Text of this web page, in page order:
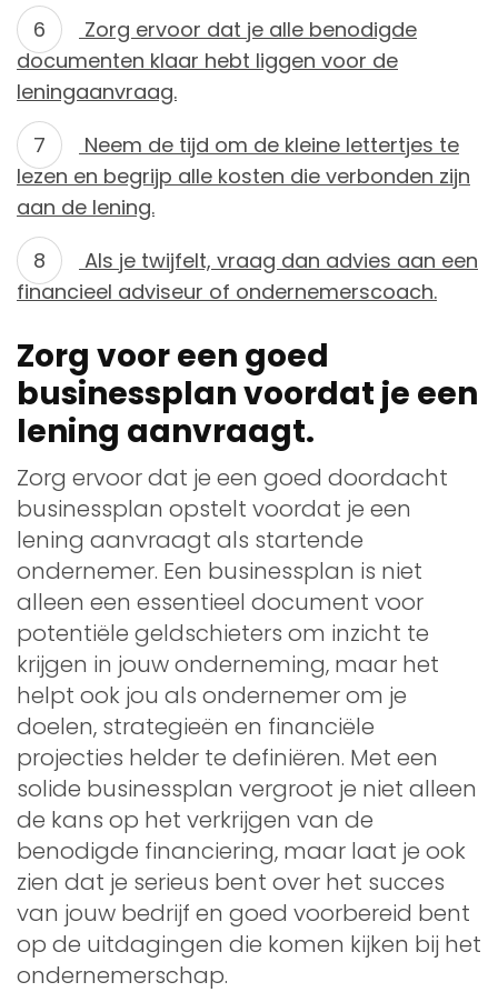
Zorg ervoor dat je alle benodigde
documenten klaar hebt liggen voor de
leningaanvraag.
Neem de tijd om de kleine lettertjes te
lezen en begrijp alle kosten die verbonden zijn
aan de lening.
Als je twijfelt, vraag dan advies aan een
financieel adviseur of ondernemerscoach.
Zorg voor een goed
businessplan voordat je een
lening aanvraagt.
Zorg ervoor dat je een goed doordacht
businessplan opstelt voordat je een
lening aanvraagt als startende
ondernemer. Een businessplan is niet
alleen een essentieel document voor
potentiële geldschieters om inzicht te
krijgen in jouw onderneming, maar het
helpt ook jou als ondernemer om je
doelen, strategieën en financiële
projecties helder te definiëren. Met een
solide businessplan vergroot je niet alleen
de kans op het verkrijgen van de
benodigde financiering, maar laat je ook
zien dat je serieus bent over het succes
van jouw bedrijf en goed voorbereid bent
op de uitdagingen die komen kijken bij het
ondernemerschap.